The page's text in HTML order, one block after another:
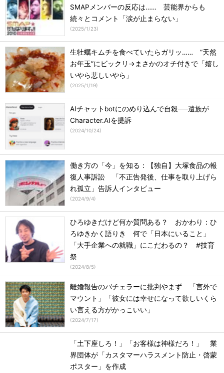
SMAPメンバーの反応は…… 芸能界からも
続々とコメント「涙が止まらない」
(2025/1/23)
生牡蠣キムチを食べていたらガリッ…… “天然
お年玉”にビックリ→まさかのオチ付きで「嬉し
いやら悲しいやら」
(2025/1/19)
AIチャットbotにのめり込んで自殺──遺族が
Character.AIを提訴
(2024/10/24)
働き方の「今」を知る：【独自】大塚食品の報
復人事訴訟 「不正告発後、仕事を取り上げら
れ孤立」告訴人インタビュー
(2024/9/4)
ひろゆきだけど何か質問ある？ おかわり：ひ
ろゆきかく語りき 何で「日本にいること」
「大手企業への就職」にこだわるの？ #技育
祭
(2024/8/5)
離婚報告のバチェラーに批判やまず 「言外で
マウント」「彼女には幸せになって欲しいくら
い言える方がかっこいい」
(2024/7/17)
「土下座しろ！」「お客様は神様だろ！」 業
界団体が「カスタマーハラスメント防止・啓蒙
ポスター」を作成